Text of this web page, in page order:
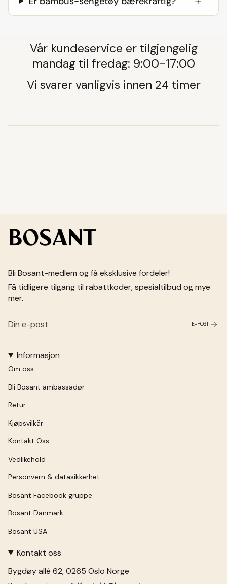
Vår kundeservice er tilgjengelig
mandag til fredag: 9:00-17:00
Vi svarer vanligvis innen 24 timer
Bli Bosant-medlem og få eksklusive fordeler!
Få tidligere tilgang til rabattkoder, spesialtilbud og mye
mer.
E-POST
Informasjon
Om oss
Bli Bosant ambassadør
Retur
Kjøpsvilkår
Kontakt Oss
Vedlikehold
Personvern & datasikkerhet
Bosant Facebook gruppe
Bosant Danmark
Bosant USA
Kontakt oss
Bygdøy allé 62, 0265 Oslo Norge